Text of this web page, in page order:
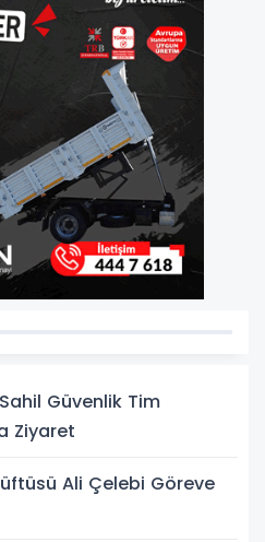
Güvenlik Tim
Ziyaret
Ali Çelebi Göreve